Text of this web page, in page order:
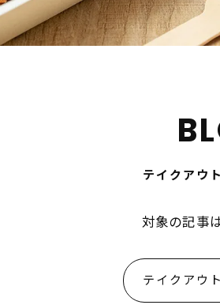
テイクアウ
対象の記事
テイクアウ